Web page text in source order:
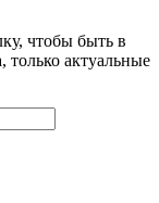
чтобы быть в
только актуальные